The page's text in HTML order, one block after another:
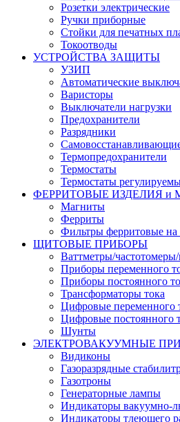
Розетки электрические
Ручки приборные
Стойки для печатных
Токоотводы
УСТРОЙСТВА ЗАЩИТЫ
УЗИП
Автоматические
Варисторы
Выключатели нагрузки
Предохранители
Разрядники
Термопредохранители
Термостаты
Термостаты
ФЕРРИТОВЫЕ ИЗДЕЛИЯ и
Магниты
Ферриты
Фильтры ферритовые на
ЩИТОВЫЕ ПРИБОРЫ
Ваттметры/
Приборы переменного
Приборы постоянного
Трансформаторы тока
Цифровые переменного
Цифровые постоянного
Шунты
ЭЛЕКТРОВАКУУМНЫЕ
Видиконы
Газоразрядные
Газотроны
Генераторные лампы
Индикаторы вакуумно-
Индикаторы тлеющего